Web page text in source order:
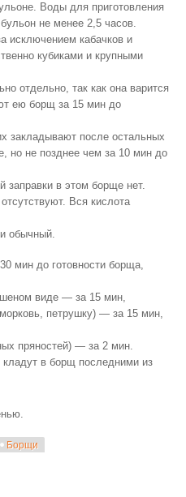
Воды для приготовления
не менее 2,5 часов.
исключением кабачков и
кубиками и крупными
отдельно, так как она варится
ею борщ за 15 мин до
закладывают после остальных
но не позднее чем за 10 мин до
заправки в этом борще нет.
Вся кислота
обычный.
мин до готовности борща,
виде — за 15 мин,
петрушку) — за 15 мин,
пряностей) — за 2 мин.
в борщ последними из
Борщи